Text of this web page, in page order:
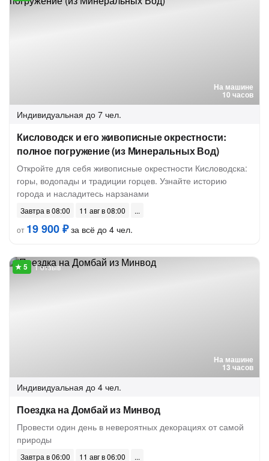
На машине
10 часов
Индивидуальная до 7 чел.
Кисловодск и его живописные окрестности:
полное погружение (из Минеральных Вод)
Откройте для себя живописные окрестности Кисловодска:
горы, водопады и традиции горцев. Узнайте историю
города и насладитесь нарзанами
Завтра в 08:00
11 авг в 08:00
от 19 900 ₽за всё до 4 чел.
На машине
13 часов
1 отзыв
Индивидуальная до 4 чел.
Поездка на Домбай из Минвод
Провести один день в невероятных декорациях от самой
природы
Завтра в 06:00 11 авг в 06:00